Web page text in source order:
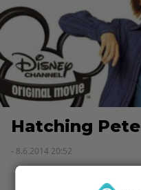
Hatching Pete
- 8.6.2014 20:52